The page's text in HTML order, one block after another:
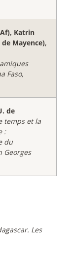
Katrin
Mayence),
Faso,
de
temps et la
:
du
Georges
Les